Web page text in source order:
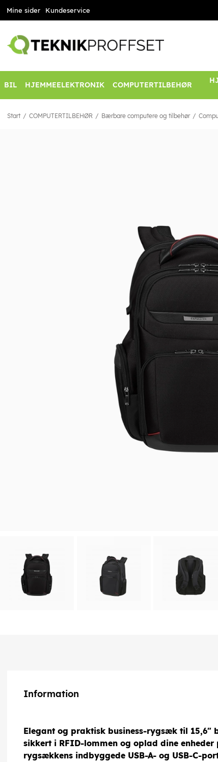
Mine sider Kundeservice
BIL HJEMMEELEKTRONIK COMPUTERTILBEHØR
Start COMPUTERTILBEHØR Bærbare computere og tilbehør
Information
Elegant og praktisk business-rygsæk til 15,6"
sikkert i RFID-lommen og oplad dine
rygsækkens indbyggede USB-A- og USB-C-